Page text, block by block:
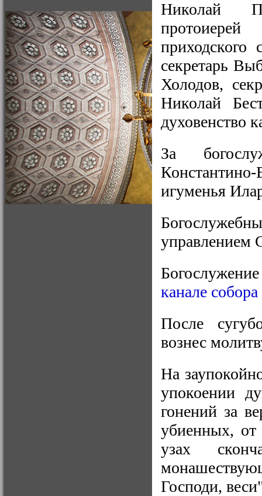
Николай
приходского
секретарь
Холодов,
Николай
духовенство
За
игуменья
управлением
канале собора
После
вознес
На
упокоении
гонений за
убиенных, от
узах
Господи,